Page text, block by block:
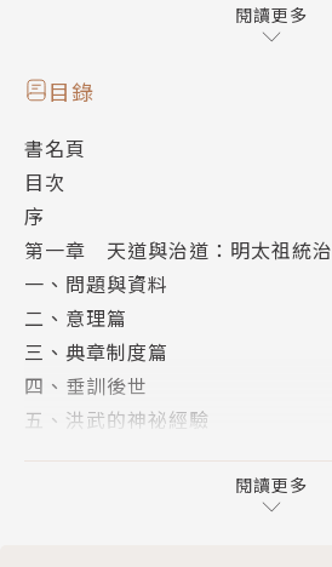
〈明清的統治階層與宗教〉，反
化史有意無意的去取和選擇。
〈清中葉以降開封演劇活動概述
曲活動，竟然可以媲美晚明金陵
都。
〈胡適與白話文學運動的再評估
篇文章，可以看成是清末下層社
別處理了晚清的白話文發展和新
蒙運動的另一個被忽略的面向。
會史和文化史的討論，是作者對
閱讀更多
目錄
書名頁
目次
序
第一章 天道與治道：明太祖統
一、問題與資料
二、意理篇
三、典章制度篇
四、垂訓後世
五、洪武的神祕經驗
第二章 顧起元的南京記憶閱讀更多